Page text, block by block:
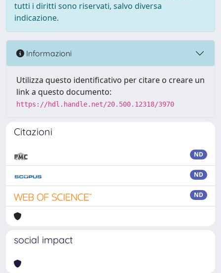
tutti i diritti sono riservati, salvo diversa
indicazione.
Informazioni
Utilizza questo identificativo per citare o creare un
link a questo documento:
https://hdl.handle.net/20.500.12318/3970
Citazioni
ND
ND
ND
social impact